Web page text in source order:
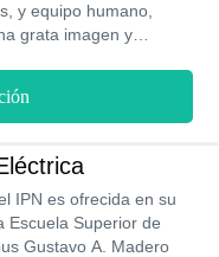
y equipo humano,
grata imagen y
completa no
Estudio fue creado por
a hacer del IPN la
de 10 semestres
IPN es ofrecida en su
Escuela Superior de
Gustavo A. Madero